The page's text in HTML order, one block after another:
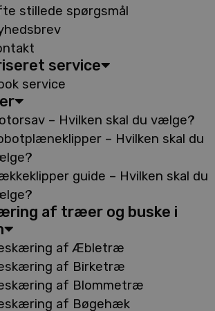
stillede spørgsmål
service
service
– Hvilken skal du vælge?
– Hvilken skal du
guide – Hvilken skal du
af træer og buske i
af Æbletræ
af Birketræ
af Blommetræ
af Bøgehæk